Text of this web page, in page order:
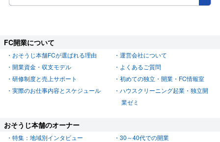
FC開業について
おそうじ本舗FCが選ばれる理由
開業資金・収支モデル
研修制度と売上サポート
実際のお仕事内容とスケジュール
運営会社について
よくあるご質問
初めての独立・開業・FC情報室
ハウスクリーニング起業・独立開
業ゼミ
おそうじ本舗のオーナー
特集：地域別インタビュー
30～40代での開業